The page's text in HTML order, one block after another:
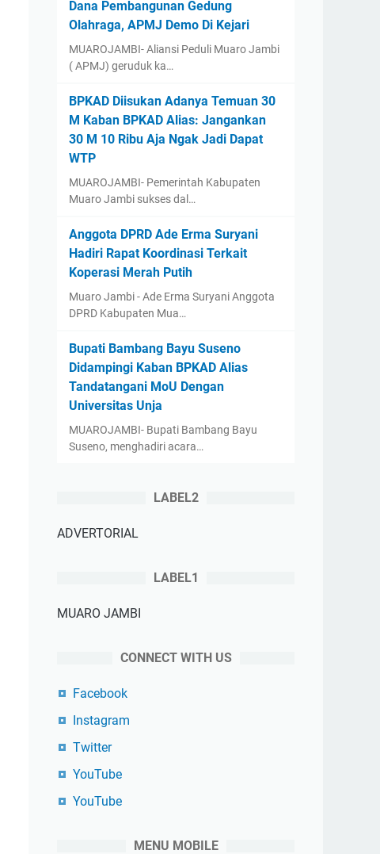
Dana Pembangunan Gedung
Olahraga, APMJ Demo Di Kejari
MUAROJAMBI- Aliansi Peduli Muaro Jambi
( APMJ) geruduk ka…
BPKAD Diisukan Adanya Temuan 30
M Kaban BPKAD Alias: Jangankan
30 M 10 Ribu Aja Ngak Jadi Dapat
WTP ‎
‎MUAROJAMBI- Pemerintah Kabupaten
Muaro Jambi sukses dal…
Anggota DPRD Ade Erma Suryani
Hadiri Rapat Koordinasi Terkait
Koperasi Merah Putih
Muaro Jambi - Ade Erma Suryani Anggota
DPRD Kabupaten Mua…
‎Bupati Bambang Bayu Suseno
Didampingi Kaban BPKAD Alias
Tandatangani MoU Dengan
Universitas Unja ‎ ‎
‎MUAROJAMBI- Bupati Bambang Bayu
Suseno, menghadiri acara…
LABEL2
ADVERTORIAL
LABEL1
MUARO JAMBI
CONNECT WITH US
Facebook
Instagram
Twitter
YouTube
YouTube
MENU MOBILE